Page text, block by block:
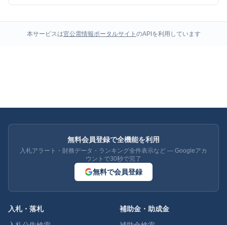
本サービスは官公需情報ポータルサイト のAPIを利用しています
無料会員登録で全機能を利用
入札アラート・財務データ・ランキング全件表示など — Googleアカ
ウントで30秒で完了
無料で会員登録
入札・落札
補助金・助成金